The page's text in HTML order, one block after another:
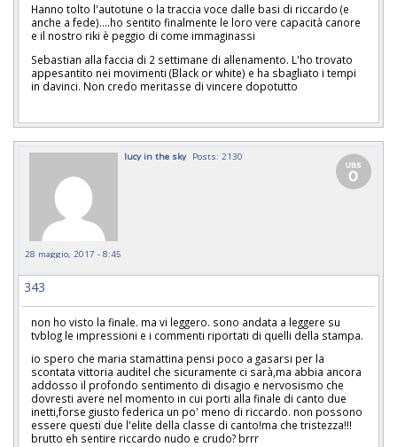
Hanno tolto l'autotune o la traccia voce dalle basi di riccardo (e
anche a fede)....ho sentito finalmente le loro vere capacità canore
e il nostro riki è peggio di come immaginassi
Sebastian alla faccia di 2 settimane di allenamento. L'ho trovato
appesantito nei movimenti (Black or white) e ha sbagliato i tempi
in davinci. Non credo meritasse di vincere dopotutto
lucy in the sky Posts: 2130
28 maggio, 2017 - 8:45
343
non ho visto la finale. ma vi leggero. sono andata a leggere su
tvblog le impressioni e i commenti riportati di quelli della stampa.
io spero che maria stamattina pensi poco a gasarsi per la
scontata vittoria auditel che sicuramente ci sarà,ma abbia ancora
addosso il profondo sentimento di disagio e nervosismo che
dovresti avere nel momento in cui porti alla finale di canto due
inetti,forse giusto federica un po' meno di riccardo. non possono
essere questi due l'elite della classe di canto!ma che tristezza!!!
brutto eh sentire riccardo nudo e crudo? brrr